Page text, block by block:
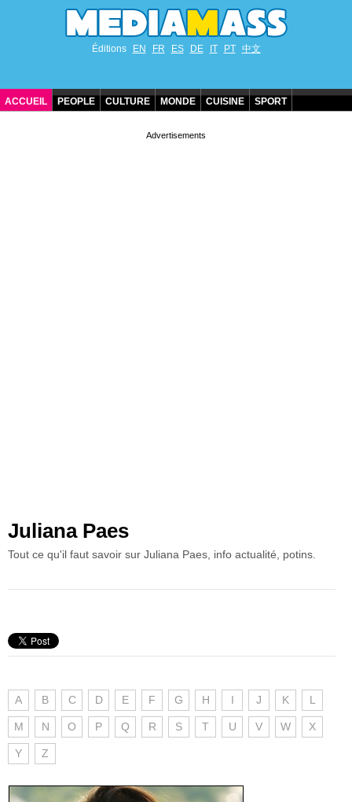
Éditions EN FR ES DE IT PT 中文
ACCUEIL PEOPLE CULTURE MONDE CUISINE SPORT
Juliana Paes
Tout ce qu'il faut savoir sur Juliana Paes, info actualité, potins.
A B C D E F G H I J K L
M N O P Q R S T U V W X
Y Z